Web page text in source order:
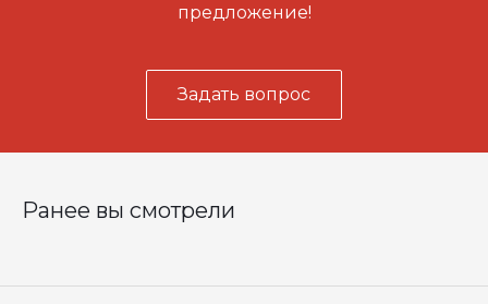
предложение!
Задать вопрос
Ранее вы смотрели